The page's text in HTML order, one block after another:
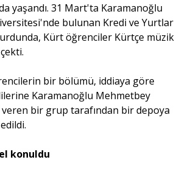
Yazarlar
Eğitim
Dosya Haber
Ankara Analiz
yaşandı. 31 Mart'ta Karamanoğlu
bulunan Kredi ve Yurtlar
Kürt öğrenciler Kürtçe müzik
bir bölümü, iddiaya göre
Karamanoğlu Mehmetbey
veren bir grup tarafından bir depoya
konuldu